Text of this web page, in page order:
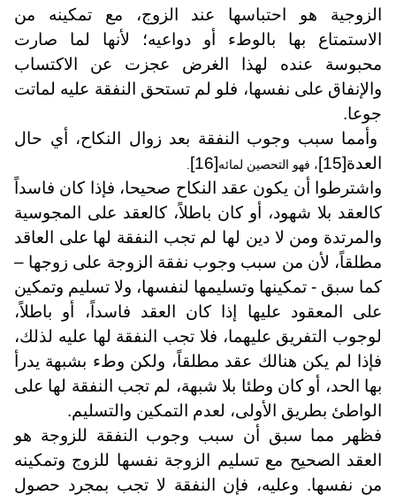
الزوجية هو احتباسها عند الزوج، مع تمكينه من
الاستمتاع بها بالوطء أو دواعيه؛ لأنها لما صارت
محبوسة عنده لهذا الغرض عجزت عن الاكتساب
والإنفاق على نفسها، فلو لم تستحق النفقة عليه لماتت
جوعا.
وأمما سبب وجوب النفقة بعد زوال النكاح، أي حال
العدة[15]، فهو التحصين لمائه[16]
واشترطوا أن يكون عقد النكاح صحيحا، فإذا كان فاسداً
كالعقد بلا شهود، أو كان باطلاً، كالعقد على المجوسية
والمرتدة ومن لا دين لها لم تجب النفقة لها على العاقد
مطلقاً، لأن من سبب وجوب نفقة الزوجة على زوجها –
كما سبق - تمكينها وتسليمها لنفسها، ولا تسليم وتمكين
على المعقود عليها إذا كان العقد فاسداً، أو باطلاً،
لوجوب التفريق عليهما، فلا تجب النفقة لها عليه لذلك،
فإذا لم يكن هنالك عقد مطلقاً، ولكن وطء بشبهة يدرأ
بها الحد، أو كان وطئا بلا شبهة، لم تجب النفقة لها على
الواطئ بطريق الأولى، لعدم التمكين والتسليم.
فظهر مما سبق أن سبب وجوب النفقة للزوجة هو
العقد الصحيح مع تسليم الزوجة نفسها للزوج وتمكينه
من نفسها. وعليه، فإن النفقة لا تجب بمجرد حصول